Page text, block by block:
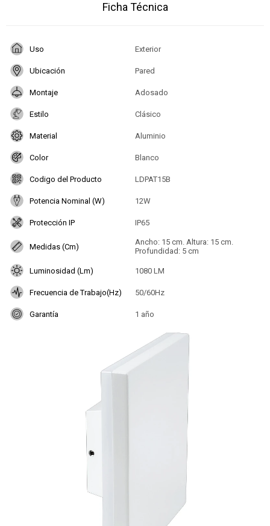
Ficha Técnica
Uso Exterior
Ubicación Pared
Montaje Adosado
Estilo Clásico
Material Aluminio
Color Blanco
Codigo del Producto LDPAT15B
Potencia Nominal (W) 12W
Protección IP IP65
Medidas (Cm)
Ancho: 15 cm. Altura: 15 cm.
Profundidad: 5 cm
Luminosidad (Lm) 1080 LM
Frecuencia de Trabajo(Hz) 50/60Hz
Garantía 1 año